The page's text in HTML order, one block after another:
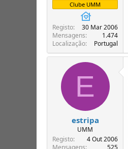
Clube UMM
Registo
30 Mar 2006
Mensagens
1.474
Localização
Portugal
E
estripa
UMM
Registo
4 Out 2006
Mensagens
525